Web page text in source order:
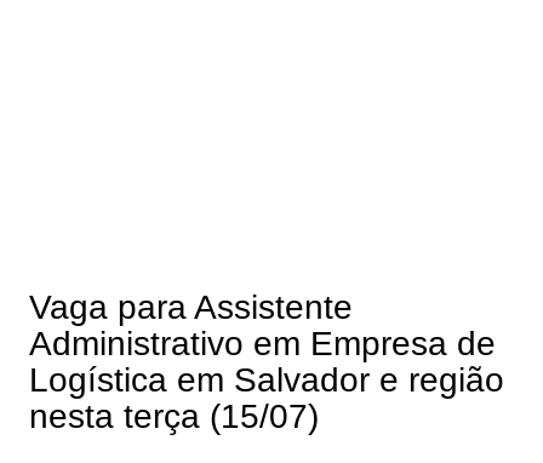
Vaga para Assistente
Administrativo em Empresa de
Logística em Salvador e região
nesta terça (15/07)